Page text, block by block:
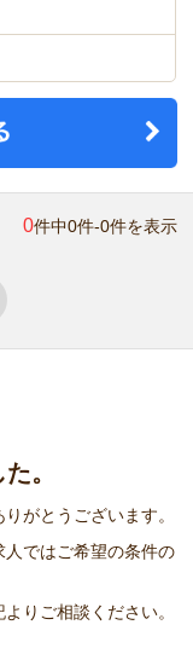
0件中0件-0件を表示
。
がとうございます。
ではご希望の条件の
りご相談ください。